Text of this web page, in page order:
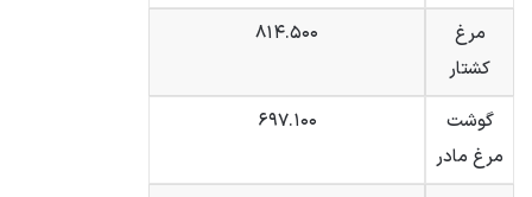
مرغ
کشتار
۸۱۴.۵۰۰
گوشت
مرغ مادر
۶۹۷.۱۰۰